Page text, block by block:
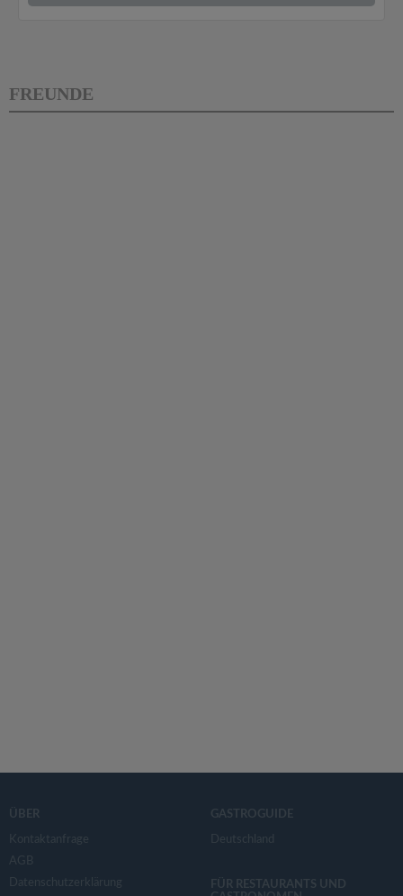
FREUNDE
ÜBER
Kontaktanfrage
AGB
Datenschutzerklärung
GASTROGUIDE
Deutschland
FÜR RESTAURANTS UND